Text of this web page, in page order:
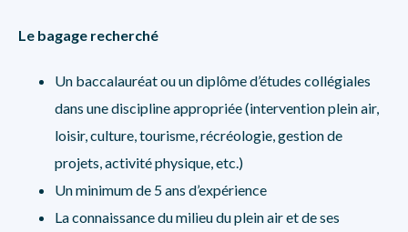
Le bagage recherché
Un baccalauréat ou un diplôme d’études collégiales
dans une discipline appropriée (intervention plein air,
loisir, culture, tourisme, récréologie, gestion de
projets, activité physique, etc.)
Un minimum de 5 ans d’expérience
La connaissance du milieu du plein air et de ses